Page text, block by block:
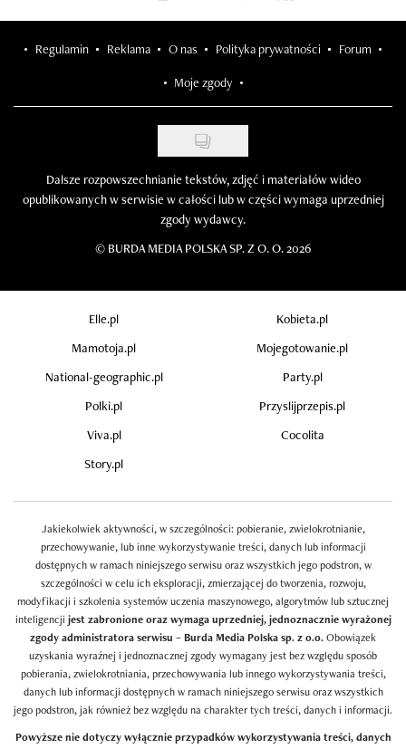
Regulamin Reklama O nas Polityka prywatności Forum
Moje zgody
Dalsze rozpowszechnianie tekstów, zdjęć i materiałów wideo
opublikowanych w serwisie w całości lub w części wymaga uprzedniej
zgody wydawcy.
© BURDA MEDIA POLSKA SP. Z O. O. 2026
Elle.pl
Kobieta.pl
Mamotoja.pl
Mojegotowanie.pl
National-geographic.pl
Party.pl
Polki.pl
Przyslijprzepis.pl
Viva.pl
Cocolita
Story.pl
Jakiekolwiek aktywności, w szczególności: pobieranie, zwielokrotnianie,
przechowywanie, lub inne wykorzystywanie treści, danych lub informacji
dostępnych w ramach niniejszego serwisu oraz wszystkich jego podstron, w
szczególności w celu ich eksploracji, zmierzającej do tworzenia, rozwoju,
modyfikacji i szkolenia systemów uczenia maszynowego, algorytmów lub sztucznej
inteligencji jest zabronione oraz wymaga uprzedniej, jednoznacznie wyrażonej
zgody administratora serwisu – Burda Media Polska sp. z o.o.Obowiązek
uzyskania wyraźnej i jednoznacznej zgody wymagany jest bez względu sposób
pobierania, zwielokrotniania, przechowywania lub innego wykorzystywania treści,
danych lub informacji dostępnych w ramach niniejszego serwisu oraz wszystkich
jego podstron, jak również bez względu na charakter tych treści, danych i informacji.
Powyższe nie dotyczy wyłącznie przypadków wykorzystywania treści, danych